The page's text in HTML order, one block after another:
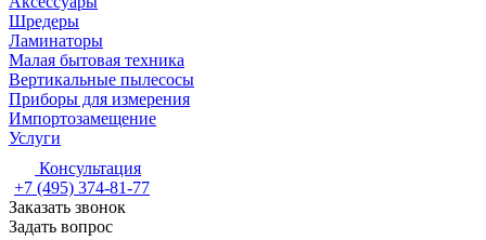
Шредеры
Ламинаторы
Малая бытовая техника
Вертикальные пылесосы
Приборы для измерения
Импортозамещение
Услуги
Консультация
+7 (495) 374-81-77
Заказать звонок
Задать вопрос